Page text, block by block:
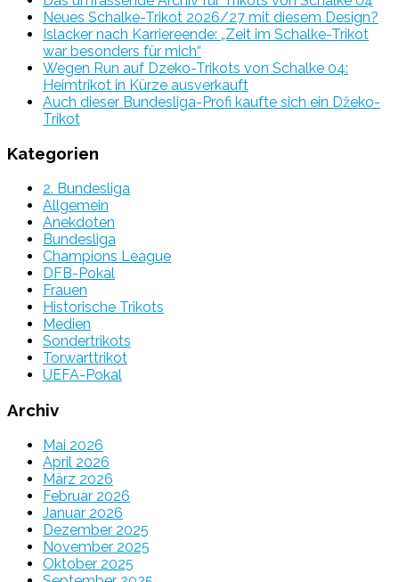
Neues Schalke-Trikot 2026/27 mit diesem Design?
Islacker nach Karriereende: „Zeit im Schalke-Trikot
war besonders für mich“
Wegen Run auf Dzeko-Trikots von Schalke 04:
Heimtrikot in Kürze ausverkauft
Auch dieser Bundesliga-Profi kaufte sich ein Džeko-
Trikot
Kategorien
2. Bundesliga
Allgemein
Anekdoten
Bundesliga
Champions League
DFB-Pokal
Frauen
Historische Trikots
Medien
Sondertrikots
Torwarttrikot
UEFA-Pokal
Archiv
Mai 2026
April 2026
März 2026
Februar 2026
Januar 2026
Dezember 2025
November 2025
Oktober 2025